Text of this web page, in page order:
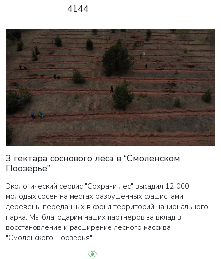
4144
3 гектара соснового леса в “Смоленском
Поозерье”
Экологический сервис "Сохрани лес" высадил 12 000
молодых сосен на местах разрушенных фашистами
деревень, переданных в фонд территорий национального
парка. Мы благодарим наших партнеров за вклад в
восстановление и расширение лесного массива
"Смоленского Поозерья"